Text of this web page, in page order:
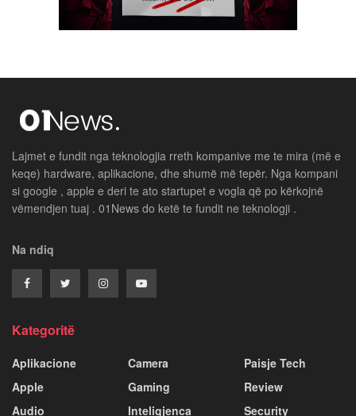
Lajmet e fundit nga teknologjia rreth kompanive me te mira (më e
keqe) hardware, aplikacione, dhe shumë më tepër. Nga kompani
si google , apple e deri te ato startupet e vogla që po kërkojnë
vëmendjen tuaj . 01News do ketë te fundit ne teknologji .
Na ndiq
Kategoritë
Aplikacione
Apple
Audio
Camera
Gaming
Inteligjenca
Paisje Tech
Review
Security